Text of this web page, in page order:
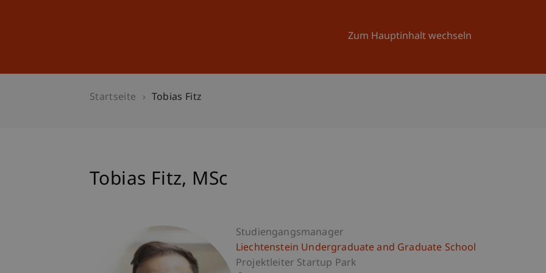
Zum Hauptinhalt wechseln
Universität Aktuelles
Startseite Tobias Fitz
Tobias Fitz MSc
Studiengangsmanager
Liechtenstein Undergraduate and Graduate School
Projektleiter Startup Park